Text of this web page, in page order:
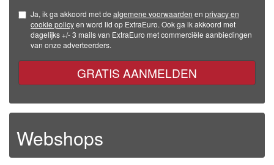
Ja, ik ga akkoord met de algemene voorwaarden en privacy en
cookie policy
dagelijks +/- 3 mails van ExtraEuro met commerciële aanbiedingen
van onze adverteerders.
GRATIS AANMELDEN
Webshops